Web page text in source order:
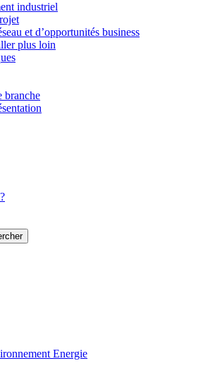
industriel
et d’opportunités business
plus loin
branche
Energie